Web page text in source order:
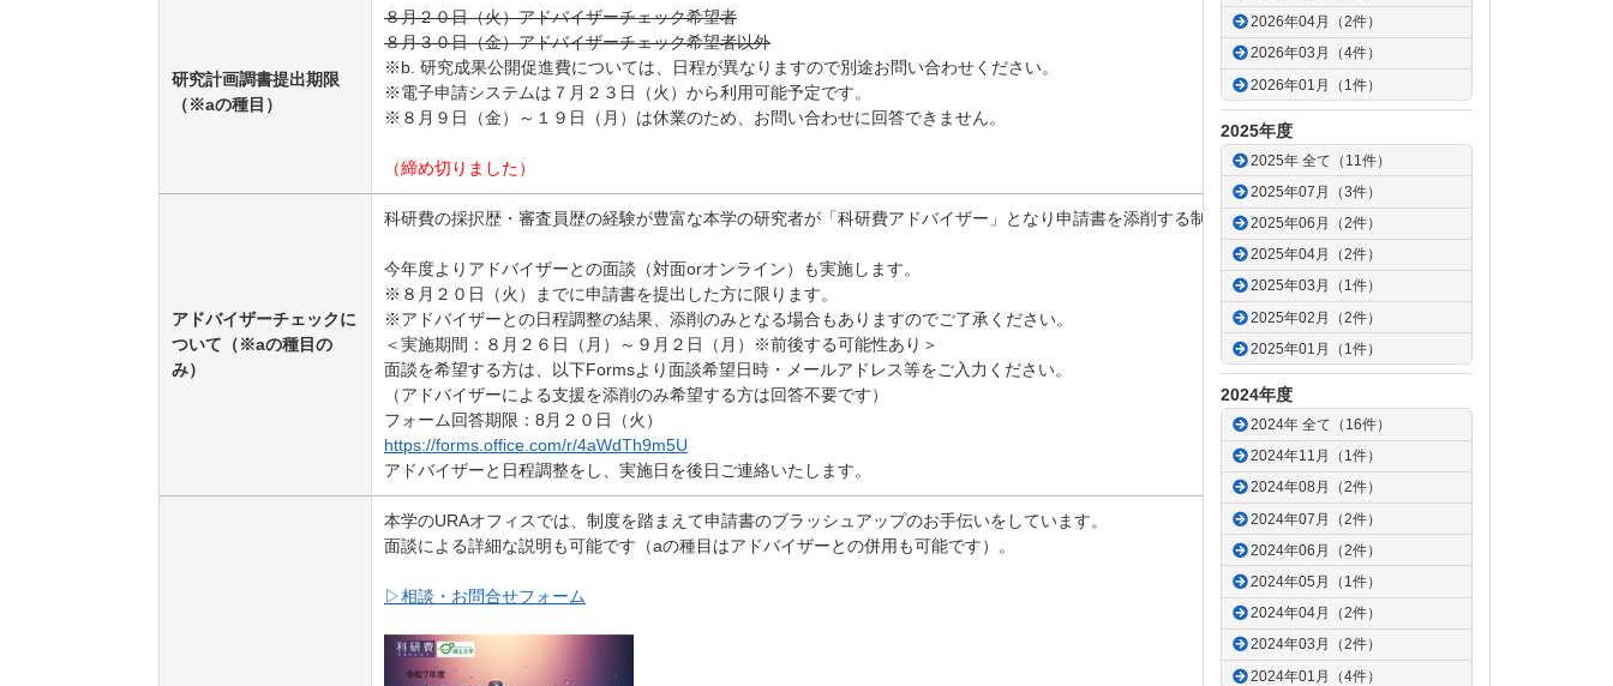
2026年04月（2件）
2026年03月（4件）
2026年01月（1件）
2025年度
2025年 全て（11件）
2025年07月（3件）
2025年06月（2件）
2025年04月（2件）
2025年03月（1件）
2025年02月（2件）
2025年01月（1件）
2024年度
2024年 全て（16件）
2024年11月（1件）
2024年08月（2件）
2024年07月（2件）
2024年06月（2件）
2024年05月（1件）
2024年04月（2件）
2024年03月（2件）
2024年01月（4件）
研究計画調書提出期限
（※aの種目）
８月２０日（火）アドバイザーチェック希望者
８月３０日（金）アドバイザーチェック希望者以外
※b. 研究成果公開促進費については、日程が異なりますので別途お問い合わせください。
※電子申請システムは７月２３日（火）から利用可能予定です。
※８月９日（金）～１９日（月）は休業のため、お問い合わせに回答できません。
（締め切りました）
アドバイザーチェックに
ついて（※aの種目の
み）
科研費の採択歴・審査員歴の経験が豊富な本学の研究者が「科研費アドバイザー」となり申請書を添削する制度を例年導入しております。
今年度よりアドバイザーとの面談（対面orオンライン）も実施します。
※８月２０日（火）までに申請書を提出した方に限ります。
※アドバイザーとの日程調整の結果、添削のみとなる場合もありますのでご了承ください。
＜実施期間：８月２６日（月）～９月２日（月）※前後する可能性あり＞
面談を希望する方は、以下Formsより面談希望日時・メールアドレス等をご入力ください。
（アドバイザーによる支援を添削のみ希望する方は回答不要です）
フォーム回答期限：8月２０日（火）
https://forms.office.com/r/4aWdTh9m5U
アドバイザーと日程調整をし、実施日を後日ご連絡いたします。
本学のURAオフィスでは、制度を踏まえて申請書のブラッシュアップのお手伝いをしています。
面談による詳細な説明も可能です（aの種目はアドバイザーとの併用も可能です）。
▷相談・お問合せフォーム